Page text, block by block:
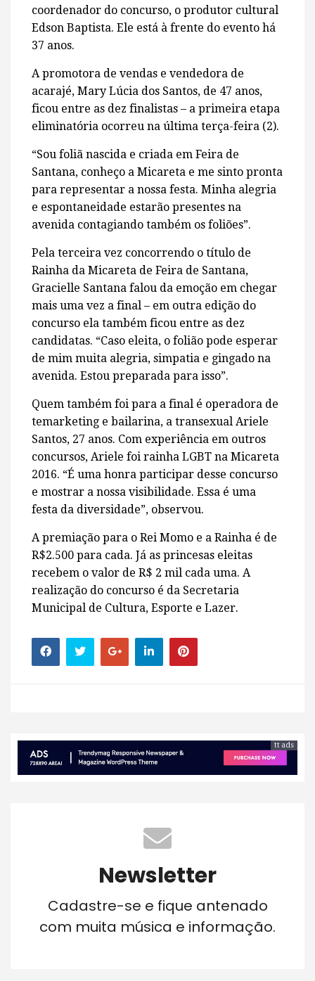
coordenador do concurso, o produtor cultural
Edson Baptista. Ele está à frente do evento há
37 anos.
A promotora de vendas e vendedora de
acarajé, Mary Lúcia dos Santos, de 47 anos,
ficou entre as dez finalistas – a primeira etapa
eliminatória ocorreu na última terça-feira (2).
“Sou foliã nascida e criada em Feira de
Santana, conheço a Micareta e me sinto pronta
para representar a nossa festa. Minha alegria
e espontaneidade estarão presentes na
avenida contagiando também os foliões”.
Pela terceira vez concorrendo o título de
Rainha da Micareta de Feira de Santana,
Gracielle Santana falou da emoção em chegar
mais uma vez a final – em outra edição do
concurso ela também ficou entre as dez
candidatas. “Caso eleita, o folião pode esperar
de mim muita alegria, simpatia e gingado na
avenida. Estou preparada para isso”.
Quem também foi para a final é operadora de
temarketing e bailarina, a transexual Ariele
Santos, 27 anos. Com experiência em outros
concursos, Ariele foi rainha LGBT na Micareta
2016. “É uma honra participar desse concurso
e mostrar a nossa visibilidade. Essa é uma
festa da diversidade”, observou.
A premiação para o Rei Momo e a Rainha é de
R$2.500 para cada. Já as princesas eleitas
recebem o valor de R$ 2 mil cada uma. A
realização do concurso é da Secretaria
Municipal de Cultura, Esporte e Lazer.
tt ads
Newsletter
Cadastre-se e fique antenado
com muita música e informação.